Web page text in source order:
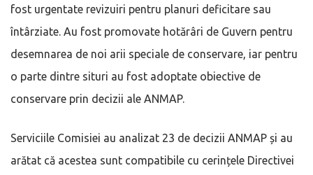
fost urgentate revizuiri pentru planuri deficitare sau
întârziate. Au fost promovate hotărâri de Guvern pentru
desemnarea de noi arii speciale de conservare, iar pentru
o parte dintre situri au fost adoptate obiective de
conservare prin decizii ale ANMAP.
Serviciile Comisiei au analizat 23 de decizii ANMAP și au
arătat că acestea sunt compatibile cu cerințele Directivei